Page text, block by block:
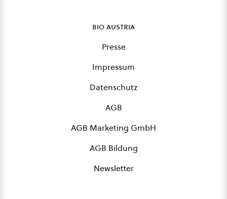
bio austria
Presse
Impressum
Datenschutz
AGB
AGB Marketing GmbH
AGB Bildung
Newsletter